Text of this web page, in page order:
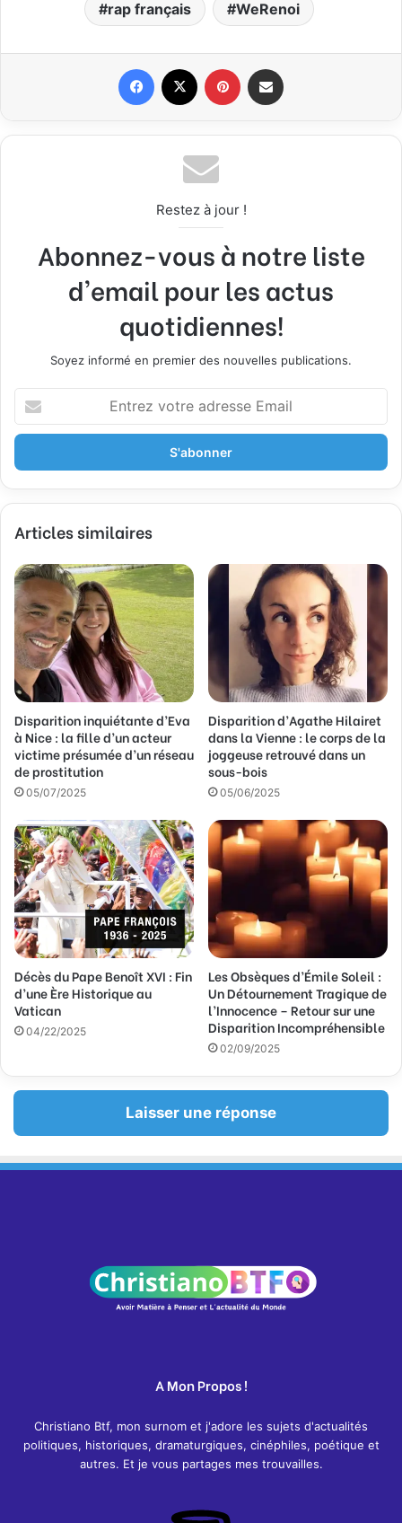
rap français WeRenoi
Restez à jour !
Abonnez-vous à notre liste
d'email pour les actus
quotidiennes!
Soyez informé en premier des nouvelles publications.
t
e
z
o
r
e
a
d
r
e
s
s
e
E
m
a
i
Articles similaires
Disparition inquiétante d’Eva
à Nice : la fille d’un acteur
victime présumée d’un réseau
de prostitution
05/07/2025
Disparition d’Agathe Hilairet
dans la Vienne : le corps de la
joggeuse retrouvé dans un
sous-bois
05/06/2025
Décès du Pape Benoît XVI : Fin
d’une Ère Historique au
Vatican
04/22/2025
Les Obsèques d’Émile Soleil :
Un Détournement Tragique de
l’Innocence – Retour sur une
Disparition Incompréhensible
02/09/2025
Laisser une réponse
A Mon Propos !
Christiano Btf, mon surnom et j'adore les sujets d'actualités
politiques, historiques, dramaturgiques, cinéphiles, poétique et
autres. Et je vous partages mes trouvailles.